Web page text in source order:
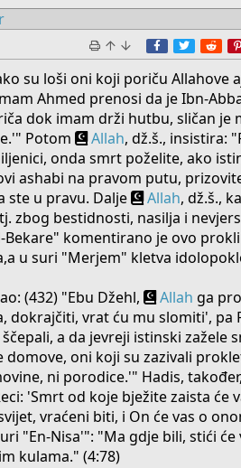
Facebook
Twitter
su loši oni koji poriču Allahove
Ahmed prenosi da je Ibn-
dok imam drži hutbu, sličan
Potom
Allah, dž.š., insistira:
onda smrt poželite, ako
ashabi na pravom putu,
ste u pravu. Dalje
Allah, dž.š.,
zbog bestidnosti, nasilja i
komentirano je ovo
u suri "Merjem" kletva
(432) "Ebu Džehl,
Allah ga
dokrajčiti, vrat ću mu slomiti', pa
a da jevreji istinski zažele
oni koji su zazivali
ni porodice.'" Hadis,
'Smrt od koje bježite zaista će
vraćeni biti, i On će vas o
"En-Nisa'": "Ma gdje bili, stići će
kulama." (4:78)